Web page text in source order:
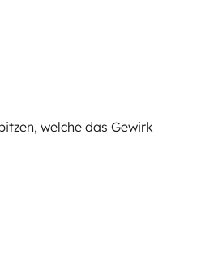
welche das Gewirk